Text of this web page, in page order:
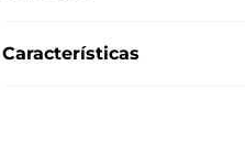
Características